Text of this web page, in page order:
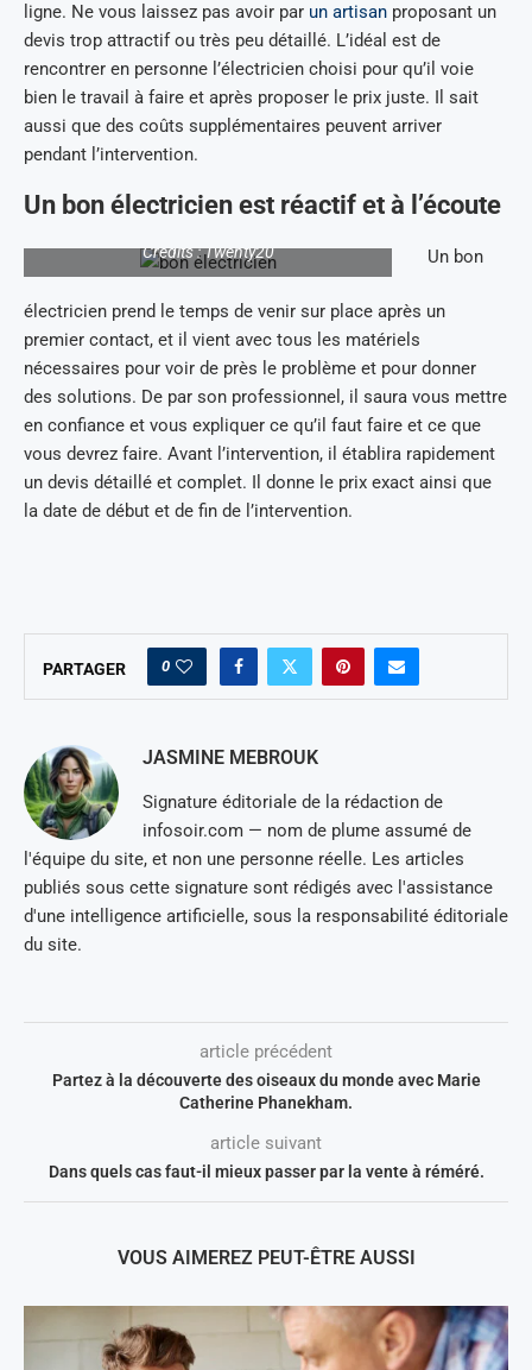
ligne. Ne vous laissez pas avoir par un artisan proposant un
devis trop attractif ou très peu détaillé. L’idéal est de
rencontrer en personne l’électricien choisi pour qu’il voie
bien le travail à faire et après proposer le prix juste. Il sait
aussi que des coûts supplémentaires peuvent arriver
pendant l’intervention.
Un bon électricien est réactif et à l’écoute
Crédits : Twenty20 Un bon
électricien prend le temps de venir sur place après un
premier contact, et il vient avec tous les matériels
nécessaires pour voir de près le problème et pour donner
des solutions. De par son professionnel, il saura vous mettre
en confiance et vous expliquer ce qu’il faut faire et ce que
vous devrez faire. Avant l’intervention, il établira rapidement
un devis détaillé et complet. Il donne le prix exact ainsi que
la date de début et de fin de l’intervention.
PARTAGER 0
JASMINE MEBROUK
Signature éditoriale de la rédaction de
infosoir.com — nom de plume assumé de
l'équipe du site, et non une personne réelle. Les articles
publiés sous cette signature sont rédigés avec l'assistance
d'une intelligence artificielle, sous la responsabilité éditoriale
du site.
article précédent
Partez à la découverte des oiseaux du monde avec Marie
Catherine Phanekham.
article suivant
Dans quels cas faut-il mieux passer par la vente à réméré.
VOUS AIMEREZ PEUT-ÊTRE AUSSI